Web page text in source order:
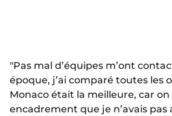
"Pas mal d’équipes m’ont
époque, j’ai comparé toutes les
Monaco était la meilleure, car
encadrement que je n’avais pas